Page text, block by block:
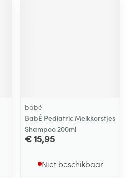
babé
BabÉ Pediatric Melkkorstjes
Shampoo 200ml
€ 15,95
Niet beschikbaar